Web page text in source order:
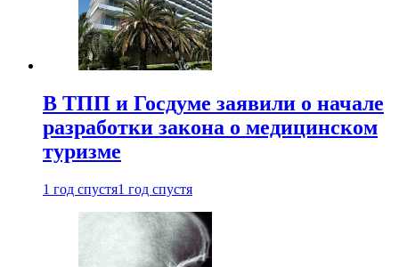
В ТПП и Госдуме заявили о начале
разработки закона о медицинском
туризме
1 год спустя1 год спустя